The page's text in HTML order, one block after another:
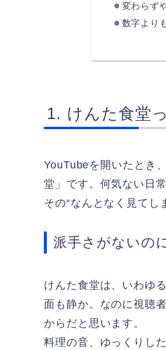
変わらず
数字より
けんた食堂
YouTubeを開いたとき
堂」です。何気ない日
その“なんとなく見てし
派手さがないの
けんた食堂は、いわゆ
面も静か。なのに視聴
からだと思います。
料理の音、ゆっくりし